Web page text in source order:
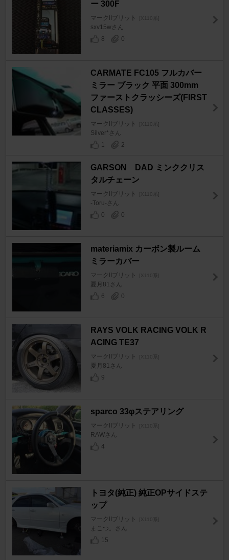
ー 300F
マークIIブリット [X110系]
sxv15wさん
8
0
CARMATE FC105 フルカバー
ミラー ブラック 平面 300mm
ファーストクラッシーズ(FIRST
CLASSES)
マークIIブリット [X110系]
Silver*さん
1
2
GARSON DAD ミンククリス
タルチェーン
マークIIブリット [X110系]
-Toru-さん
0
0
materiamix カーボン製ルーム
ミラーカバー
マークIIブリット [X110系]
夏月81さん
6
0
RAYS VOLK RACING VOLK R
ACING TE37
マークIIブリット [X110系]
夏月81さん
9
sparco 33φステアリング
マークIIブリット [X110系]
RAWさん
4
トヨタ(純正) 純正OPサイドステ
ップ
マークIIブリット [X110系]
まこつ。さん
15